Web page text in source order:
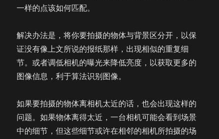
一样的点该如何匹配。
解决办法是，将你要拍摄的物体与背景区分开，以保
证没有像上文所说的报纸那样，出现相似的重复细
节。或者调低相机的曝光来降低亮度，以获取更多的
图像信息，利于算法识别图像。
如果要拍摄的物体离相机太近的话，也会出现这样的
问题。如果物体离得太近，一台相机可能会看到场景
中的细节，但这些细节或许在相邻的相机所拍摄的场